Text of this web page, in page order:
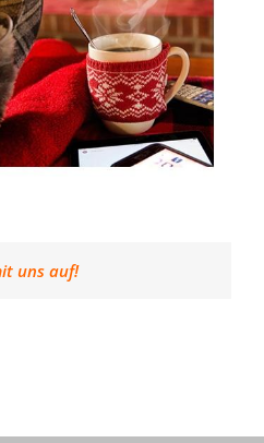
uns auf!